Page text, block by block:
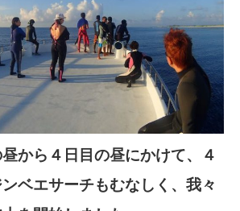
から４日目の昼にかけて、４
ベエサーチもむなしく、我々